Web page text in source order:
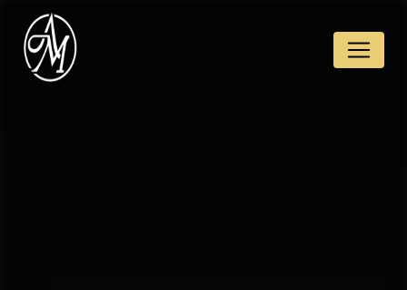
Panneau de gestion des cookies